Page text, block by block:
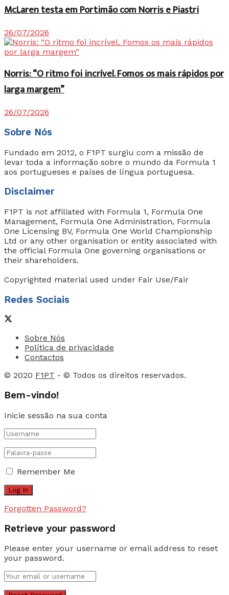
McLaren testa em Portimão com Norris e Piastri
26/07/2026
Norris: “O ritmo foi incrível. Fomos os mais rápidos por
larga margem”
26/07/2026
Sobre Nós
Fundado em 2012, o F1PT surgiu com a missão de
levar toda a informação sobre o mundo da Formula 1
aos portugueses e países de língua portuguesa.
Disclaimer
F1PT is not affiliated with Formula 1, Formula One
Management, Formula One Administration, Formula
One Licensing BV, Formula One World Championship
Ltd or any other organisation or entity associated with
the official Formula One governing organisations or
their shareholders.
Copyrighted material used under Fair Use/Fair
Redes Sociais
Sobre Nós
Política de privacidade
Contactos
© 2020 F1PT - © Todos os direitos reservados.
Bem-vindo!
Inicie sessão na sua conta
Remember Me
Forgotten Password?
Retrieve your password
Please enter your username or email address to reset
your password.